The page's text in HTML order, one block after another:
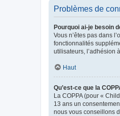
Problèmes de
Pourquoi ai-je besoin
Vous n’êtes pas dans
fonctionnalités
utilisateurs, l’adhésion
Haut
Qu’est-ce que la
La COPPA (pour «
13 ans un
nous vous conseillons